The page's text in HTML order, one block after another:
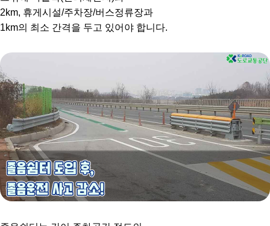
2km, 휴게시설/주차장/버스정류장과
1km의 최소 간격을 두고 있어야 합니다.